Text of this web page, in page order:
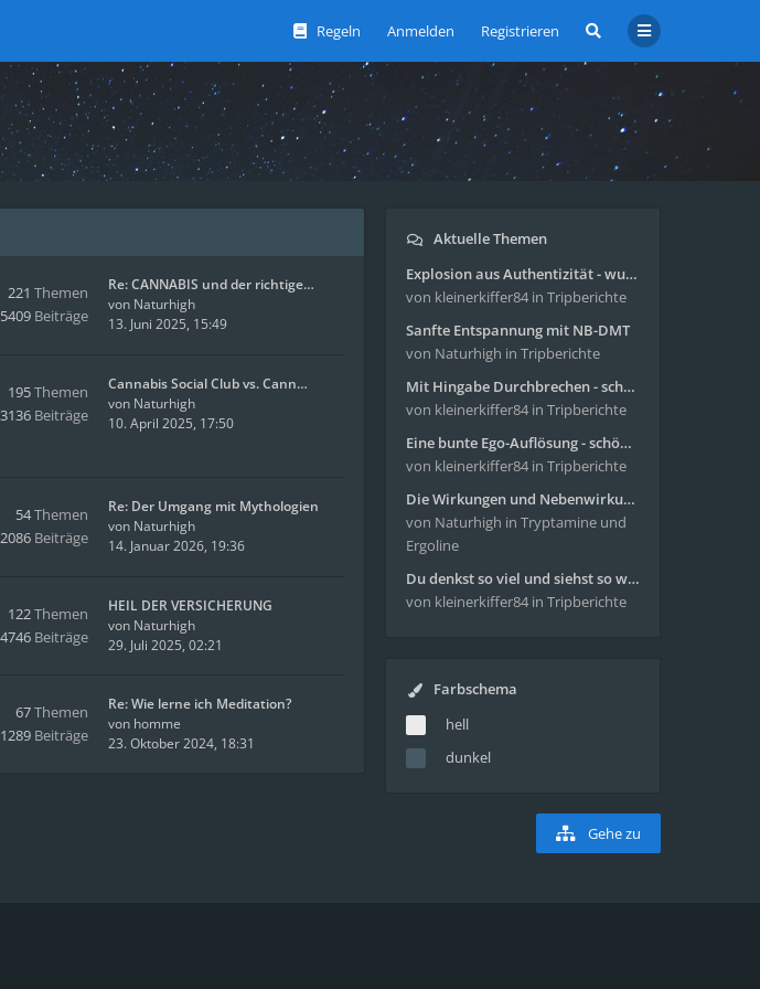
Regeln Anmelden Registrieren
221 Themen
5409 Beiträge
Re: CANNABIS und der richtige…
von Naturhigh
13. Juni 2025, 15:49
195Themen
3136 Beiträge
Cannabis Social Club vs. Cann…
von Naturhigh
10. April 2025, 17:50
54Themen
2086 Beiträge
Re: Der Umgang mit Mythologien
von Naturhigh
14. Januar 2026, 19:36
122Themen
4746 Beiträge
HEIL DER VERSICHERUNG
von Naturhigh
29. Juli 2025, 02:21
67Themen
1289 Beiträge
Re: Wie lerne ich Meditation?
von homme
23. Oktober 2024, 18:31
Aktuelle Themen
Explosion aus Authentizität - wunderbare Reise mit 4g Pilze
von kleinerkiffer84 in Tripberichte
Sanfte Entspannung mit NB-DMT
von Naturhigh in Tripberichte
Mit Hingabe Durchbrechen - schöne Reise mit 4g Pilze
von kleinerkiffer84 in Tripberichte
Eine bunte Ego-Auflösung - schöne Reise mit 4-AcO-DMT
von kleinerkiffer84 in Tripberichte
Die Wirkungen und Nebenwirkungen von LSD
von Naturhigh in Tryptamine und
Ergoline
Du denkst so viel und siehst so wenig - wunderbare Reise mit 4g Pilze
von kleinerkiffer84 in Tripberichte
Farbschema
hell
dunkel
Gehe zu